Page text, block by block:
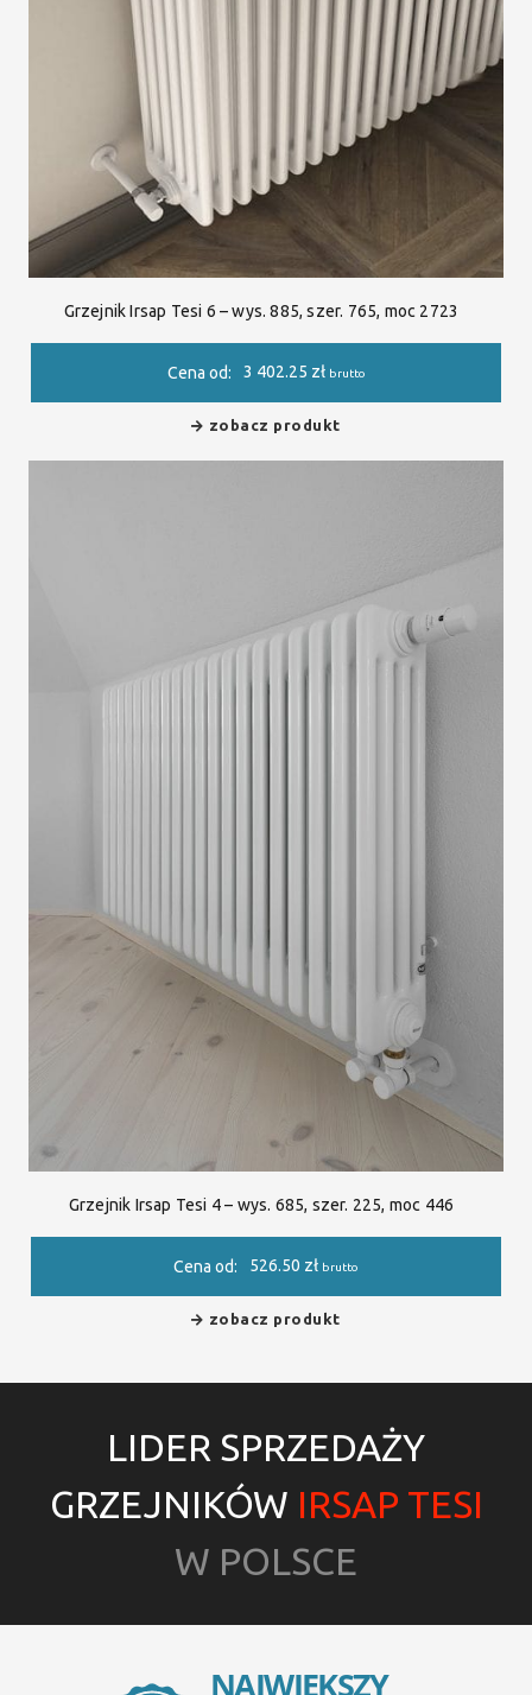
Grzejnik Irsap Tesi 6 – wys. 885, szer. 765, moc 2723
Cena od: 3 402.25 zł brutto
zobacz produkt
Grzejnik Irsap Tesi 4 – wys. 685, szer. 225, moc 446
Cena od: 526.50 zł brutto
zobacz produkt
LIDER SPRZEDAŻY
GRZEJNIKÓW IRSAP TESI
W POLSCE